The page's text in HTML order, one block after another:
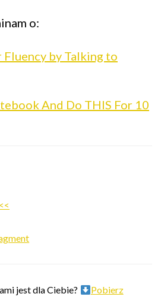
o:
Fluency by Talking to
And Do THIS For 10
jest dla Ciebie?
Pobierz